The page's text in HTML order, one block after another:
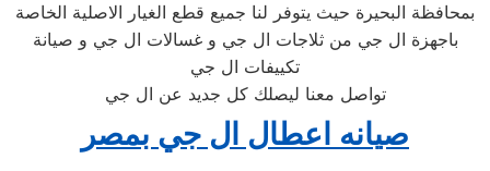
بمحافظة البحيرة حيث يتوفر لنا جميع قطع الغيار الاصلية الخاصة
باجهزة ال جي من ثلاجات ال جي و غسالات ال جي و صيانة
تكييفات ال جي
تواصل معنا ليصلك كل جديد عن ال جي
صيانه اعطال ال جي بمصر